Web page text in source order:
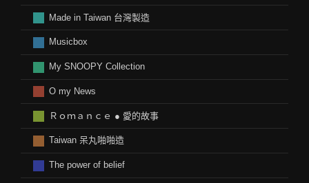
Made in Taiwan 台灣製造
Musicbox
My SNOOPY Collection
O my News
Ｒｏｍａｎｃｅ ● 愛的故事
Taiwan 呆丸啪啪造
The power of belief